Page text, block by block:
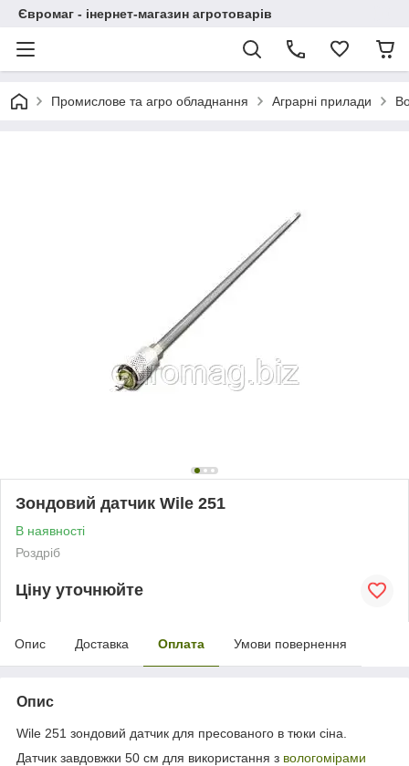
Євромаг - інернет-магазин агротоварів
Промислове та агро обладнання Аграрні прилади
Зондовий датчик Wile 251
В наявності
Роздріб
Ціну уточнюйте
Опис Доставка Оплата Умови повернення
Опис
Wile 251 зондовий датчик для пресованого в тюки сіна.
Датчик завдовжки 50 см для використання з вологомірами